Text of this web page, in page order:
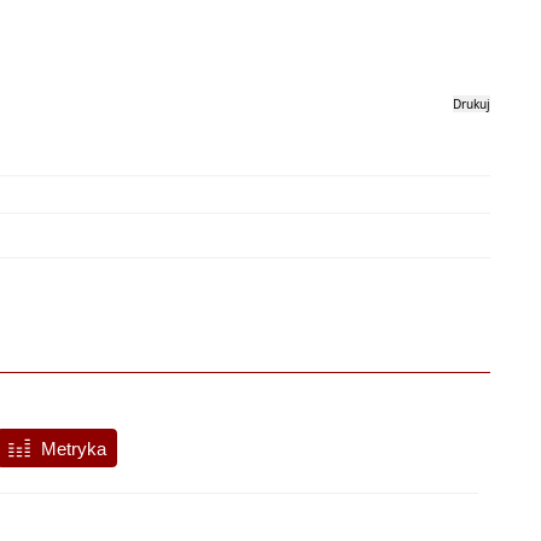
Drukuj
Metryka